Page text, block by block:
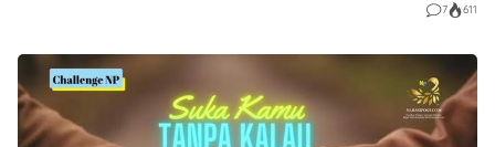
7
611